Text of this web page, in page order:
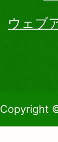
ウェブ
Copyright